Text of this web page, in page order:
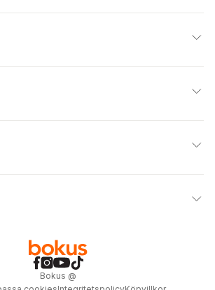
Bokus @